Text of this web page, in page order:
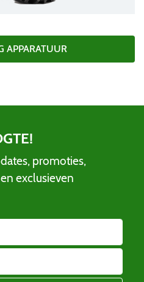
APPARATUUR
promoties,
exclusieven